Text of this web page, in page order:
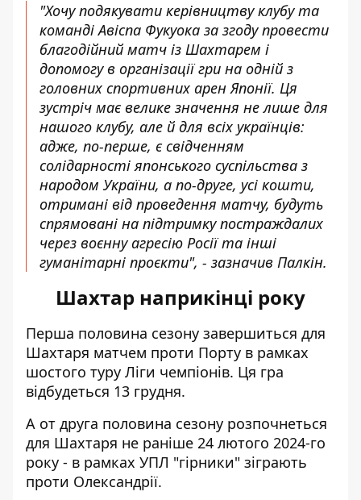
"Хочу подякувати керівництву клубу та
команді Авіспа Фукуока за згоду провести
благодійний матч із Шахтарем і
допомогу в організації гри на одній з
головних спортивних арен Японії. Ця
зустріч має велике значення не лише для
нашого клубу, але й для всіх українців:
адже, по-перше, є свідченням
солідарності японського суспільства з
народом України, а по-друге, усі кошти,
отримані від проведення матчу, будуть
спрямовані на підтримку постраждалих
через воєнну агресію Росії та інші
гуманітарні проєкти", - зазначив Палкін.
Шахтар наприкінці року
Перша половина сезону завершиться для
Шахтаря матчем проти Порту в рамках
шостого туру Ліги чемпіонів. Ця гра
відбудеться 13 грудня.
А от друга половина сезону розпочнеться
для Шахтаря не раніше 24 лютого 2024-го
року - в рамках УПЛ "гірники" зіграють
проти Олександрії.